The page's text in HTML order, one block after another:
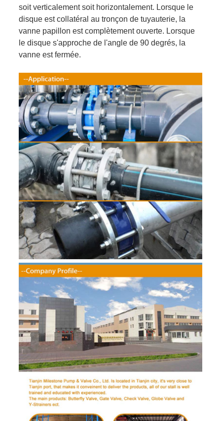
soit verticalement soit horizontalement. Lorsque le
disque est collatéral au tronçon de tuyauterie, la
vanne papillon est complètement ouverte. Lorsque
le disque s'approche de l'angle de 90 degrés, la
vanne est fermée.